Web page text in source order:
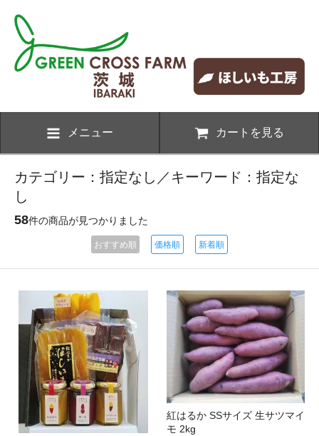
メニュー カートを見る
カテゴリー：指定なし／キーワード：指定な
し
58件の商品が見つかりました
おすすめ順 価格順 新着順
紅はるか SSサイズ 生サツマイ
モ 2kg